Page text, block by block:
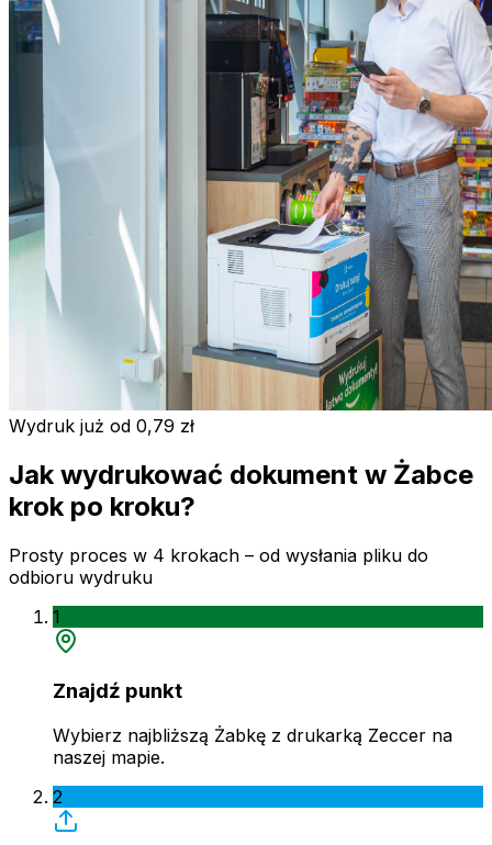
Wydruk już od 0,79 zł
Jak wydrukować dokument w Żabce
krok po kroku?
Prosty proces w 4 krokach – od wysłania pliku do
odbioru wydruku
1
Znajdź punkt
Wybierz najbliższą Żabkę z drukarką Zeccer na
naszej mapie.
2